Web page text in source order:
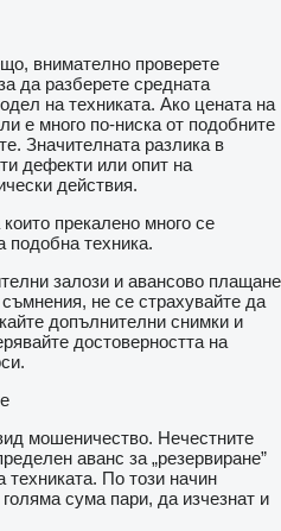
внимателно проверете
да разберете средната
на техниката. Ако цената на
е много по-ниска от подобните
Значителната разлика в
дефекти или опит на
действия.
прекалено много се
подобна техника.
залози и авансово плащане
не се страхувайте да
допълнителни снимки и
достоверността на
мошеничество. Нечестните
аванс за „резервиране”
техниката. По този начин
сума пари, да изчезнат и